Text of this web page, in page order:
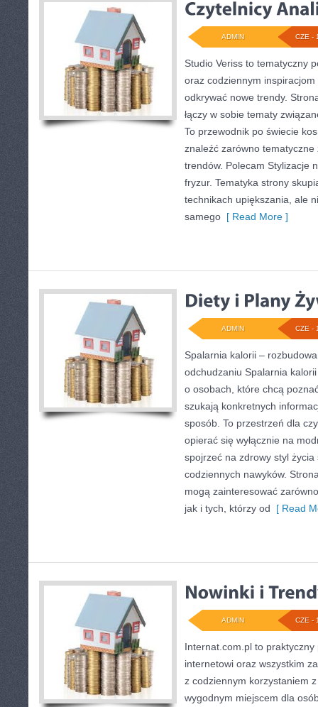
CZE -
ADMIN
Studio Veriss to tematyczny
oraz codziennym
odkrywać nowe trendy.
łączy w sobie tematy
To przewodnik po świecie
znaleźć zarówno
trendów. Polecam Stylizacje
fryzur. Tematyka strony
technikach upiększania, ale
samego [ Read More ]
CZE -
ADMIN
Spalarnia kalorii –
odchudzaniu Spalarnia
o osobach, które chcą
szukają konkretnych
sposób. To przestrzeń dla
opierać się wyłącznie na
spojrzeć na zdrowy styl
codziennych nawyków.
mogą zainteresować
jak i tych, którzy od [ Read
CZE -
ADMIN
Internat.com.pl to
internetowi oraz wszystkim
z codziennym korzystaniem
wygodnym miejscem dla